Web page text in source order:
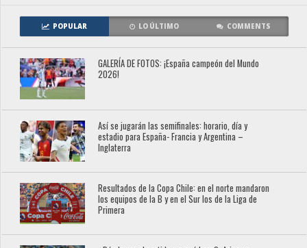
POPULAR LO ÚLTIMO COMMENTS
GALERÍA DE FOTOS: ¡España campeón del Mundo
2026!
Así se jugarán las semifinales: horario, día y
estadio para España- Francia y Argentina –
Inglaterra
Resultados de la Copa Chile: en el norte mandaron
los equipos de la B y en el Sur los de la Liga de
Primera